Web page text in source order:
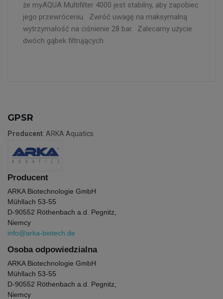
że myAQUA Multifilter 4000 jest stabilny, aby zapobiec
jego przewróceniu. Zwróć uwagę na maksymalną
wytrzymałość na ciśnienie 28 bar. Zalecamy użycie
dwóch gąbek filtrujących.
GPSR
Producent: ARKA Aquatics
Producent
ARKA Biotechnologie GmbH
Mühllach 53-55
D-90552 Röthenbach a.d. Pegnitz,
Niemcy
info@arka-biotech.de
Osoba odpowiedzialna
ARKA Biotechnologie GmbH
Mühllach 53-55
D-90552 Röthenbach a.d. Pegnitz,
Niemcy